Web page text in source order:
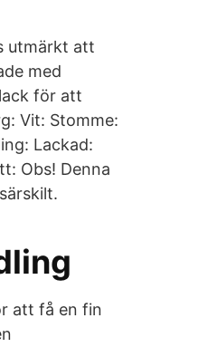
utmärkt att
med
för att
Vit: Stomme:
Lackad:
Obs! Denna
att få en fin